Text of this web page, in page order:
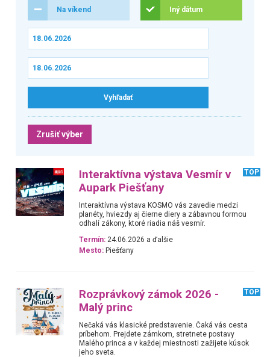
Na víkend Iný dátum
Zrušiť výber
Interaktívna výstava Vesmír v
Aupark Piešťany
TOP
Interaktívna výstava KOSMO vás zavedie medzi
planéty, hviezdy aj čierne diery a zábavnou formou
odhalí zákony, ktoré riadia náš vesmír.
Termín: 24.06.2026 a ďalšie
Mesto: Piešťany
Rozprávkový zámok 2026 -
Malý princ
TOP
Nečaká vás klasické predstavenie. Čaká vás cesta
príbehom. Prejdete zámkom, stretnete postavy
Malého princa a v každej miestnosti zažijete kúsok
jeho sveta.